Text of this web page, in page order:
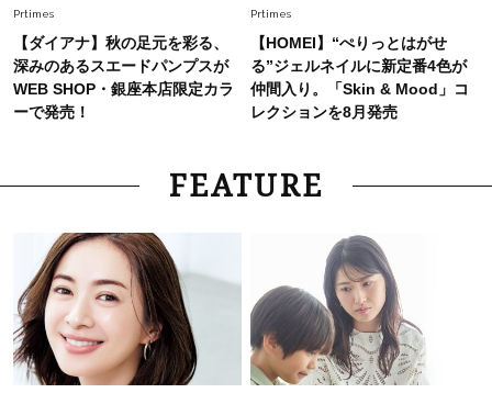
Prtimes
【ダイアナ】秋の足元を彩る、
深みのあるスエードパンプスが
WEB SHOP・銀座本店限定カラ
ーで発売！
Prtimes
【HOMEI】“ぺりっとはがせ
る”ジェルネイルに新定番4色が
仲間入り。「Skin & Mood」コ
レクションを8月発売
FEATURE